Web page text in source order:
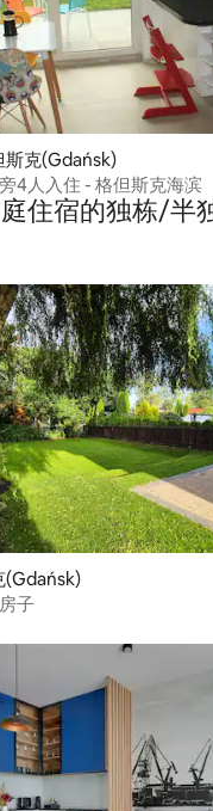
斯克(Gdańsk)
4人入住 - 格但斯克海滨
住宿的独栋/半
」
(Gdańsk)
子